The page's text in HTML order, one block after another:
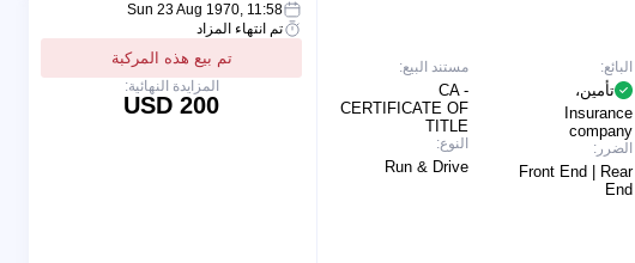
البائع:
تأمين،
Insurance
company
الضرر:
Front End | Rear
End
مستند البيع:
CA -
CERTIFICATE OF
TITLE
النوع:
Run & Drive
Sun 23 Aug 1970, 11:58
تم انتهاء المزاد
تم بيع هذه المركبة
المزايدة النهائية:
200 USD